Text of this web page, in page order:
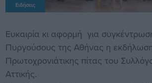
Ειδήσεις
Ευκαιρία κι αφορμή για
Πυργούσους της Αθήνας η
Πρωτοχρονιάτικης πίτας του
Αττικής.